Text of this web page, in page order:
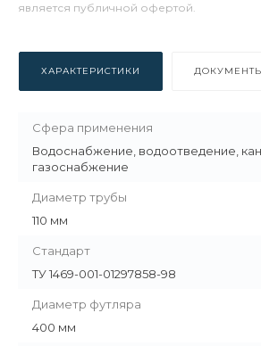
является публичной офертой.
ХАРАКТЕРИСТИКИ
Сфера применения
Водоснабжение, водоотведение,
газоснабжение
Диаметр трубы
110 мм
Стандарт
ТУ 1469-001-01297858-98
Диаметр футляра
400 мм